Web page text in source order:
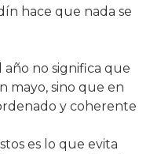
hace que nada se
no significa que
mayo, sino que en
y coherente
es lo que evita